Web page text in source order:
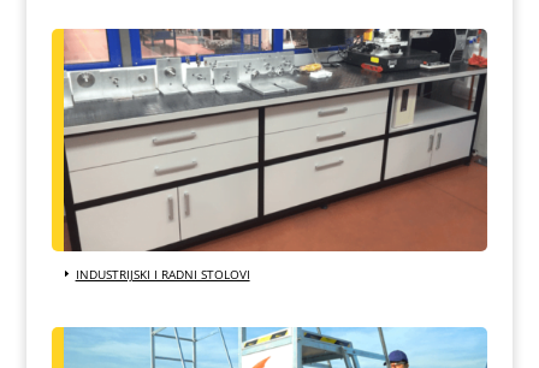
INDUSTRIJSKI I RADNI STOLOVI